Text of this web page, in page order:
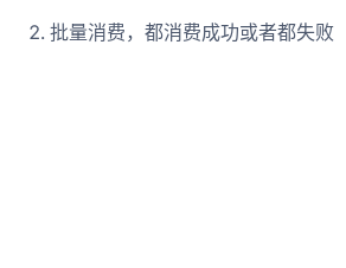
批量消费，都消费成功或者都失败